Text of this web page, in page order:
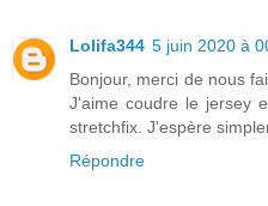
Lolifa344 5 juin 2020 à
Bonjour, merci de nous
J'aime coudre le jersey
stretchfix. J'espère
Répondre